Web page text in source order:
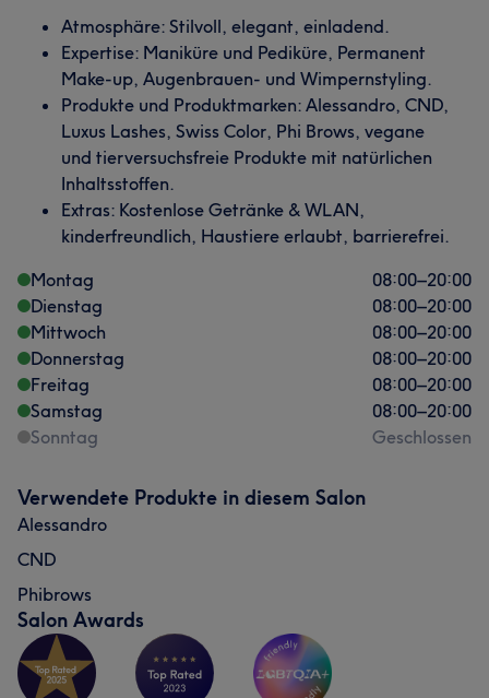
Atmosphäre: Stilvoll, elegant, einladend.
Expertise: Maniküre und Pediküre, Permanent
Make-up, Augenbrauen- und Wimpernstyling.
Produkte und Produktmarken: Alessandro, CND,
Luxus Lashes, Swiss Color, Phi Brows, vegane
und tierversuchsfreie Produkte mit natürlichen
Inhaltsstoffen.
Extras: Kostenlose Getränke & WLAN,
kinderfreundlich, Haustiere erlaubt, barrierefrei.
Montag
08:00–20:00
Dienstag
08:00–20:00
Mittwoch
08:00–20:00
Donnerstag
08:00–20:00
Freitag
08:00–20:00
Samstag
08:00–20:00
Sonntag
Geschlossen
Verwendete Produkte in diesem Salon
Alessandro
CND
Phibrows
Salon Awards